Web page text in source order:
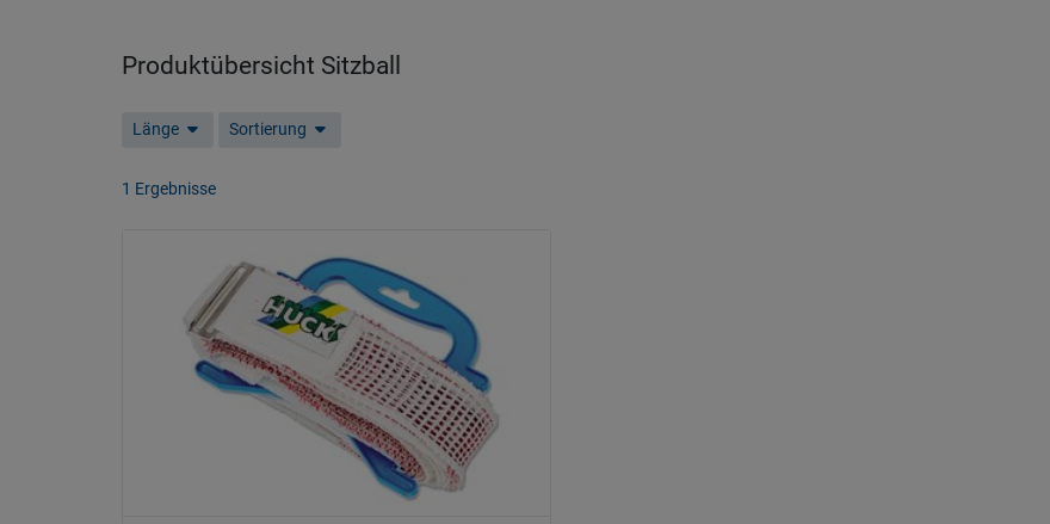
Produktübersicht Sitzball
Länge Sortierung
1 Ergebnisse